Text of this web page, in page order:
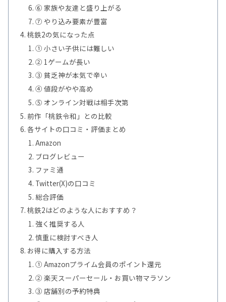
⑥ 家族や友達と盛り上がる
⑦ やり込み要素が豊富
桃鉄2の気になった点
① 小さい子供には難しい
② 1ゲームが長い
③ 貧乏神が本気で辛い
④ 値段がやや高め
⑤ オンライン対戦は相手次第
前作「桃鉄令和」との比較
各サイトの口コミ・評価まとめ
Amazon
ブログレビュー
ファミ通
Twitter(X)の口コミ
総合評価
桃鉄2はどのような人におすすめ？
強く推奨する人
慎重に検討すべき人
お得に購入する方法
① Amazonプライム会員のポイント還元
② 楽天スーパーセール・お買い物マラソン
③ 店舗別の予約特典